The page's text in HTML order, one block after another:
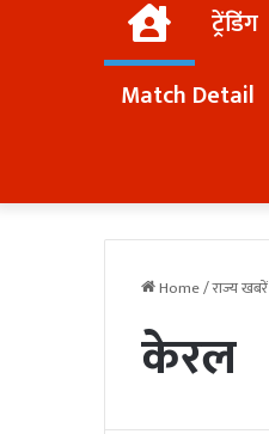
Homeट्रेंडिंग
Match Detail
Home/राज्य खबरें
केरल